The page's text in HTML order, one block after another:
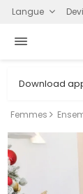
Langue
Download
Femmes